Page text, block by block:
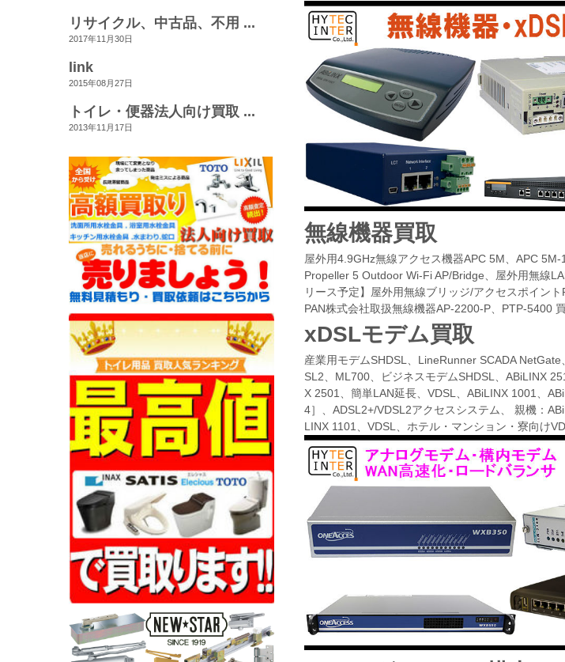
無線機器買取
屋外用4.9GHz無線アクセス機器APC 5M、APC
Propeller 5 Outdoor Wi-Fi AP/Bridge、屋外用無線
リース予定】屋外用無線ブリッジ/アクセスポイン
PAN株式会社取扱無線機器AP-2200-P、PTP-5400
xDSLモデム買取
産業用モデムSHDSL、LineRunner SCADA
SL2、ML700、ビジネスモデムSHDSL、ABiLINX
X 2501、簡単LAN延長、VDSL、ABiLINX 1001、
4］、ADSL2+/VDSL2アクセスシステム、 親機：
LINX 1101、VDSL、ホテル・マンション・寮向け
リサイクル、中古品、不用 ...
2017年11月30日
link
2015年08月27日
トイレ・便器法人向け買取 ...
2013年11月17日